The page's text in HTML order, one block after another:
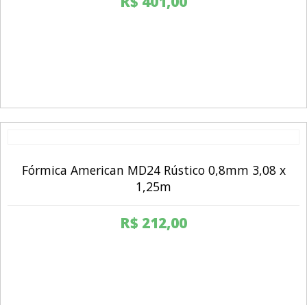
Fórmica American MD24 Rústico 0,8mm 3,08 x
1,25m
R$ 212,00